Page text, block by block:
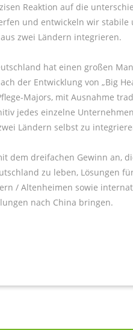
- CLOUD
Reaktion auf die
und entwickeln wir
zwei Ländern integrieren.
hat einen großen
der Entwicklung von „Big
Majors, mit Ausnahme
jedes einzelne
Ländern selbst zu
dem dreifachen Gewinn an,
zu leben, Lösungen
/ Altenheimen sowie
nach China bringen.